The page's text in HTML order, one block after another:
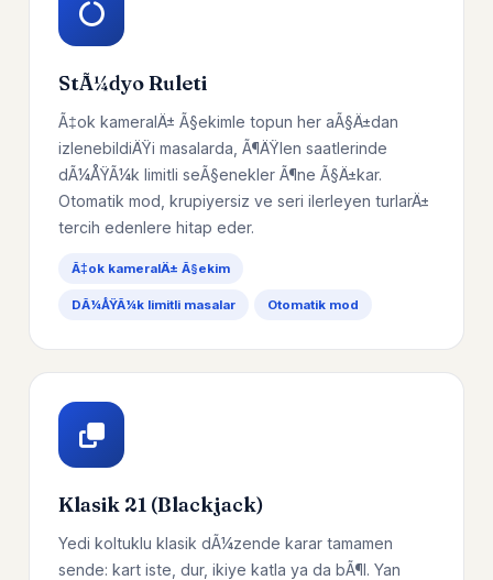
StÃ¼dyo Ruleti
Ã‡ok kameralÄ± Ã§ekimle topun her aÃ§Ä±dan
izlenebildiÄŸi masalarda, Ã¶ÄŸlen saatlerinde
dÃ¼ÅŸÃ¼k limitli seÃ§enekler Ã¶ne Ã§Ä±kar.
Otomatik mod, krupiyersiz ve seri ilerleyen turlarÄ±
tercih edenlere hitap eder.
Ã‡ok kameralÄ± Ã§ekim
DÃ¼ÅŸÃ¼k limitli masalar Otomatik mod
Klasik 21 (Blackjack)
Yedi koltuklu klasik dÃ¼zende karar tamamen
sende: kart iste, dur, ikiye katla ya da bÃ¶l. Yan